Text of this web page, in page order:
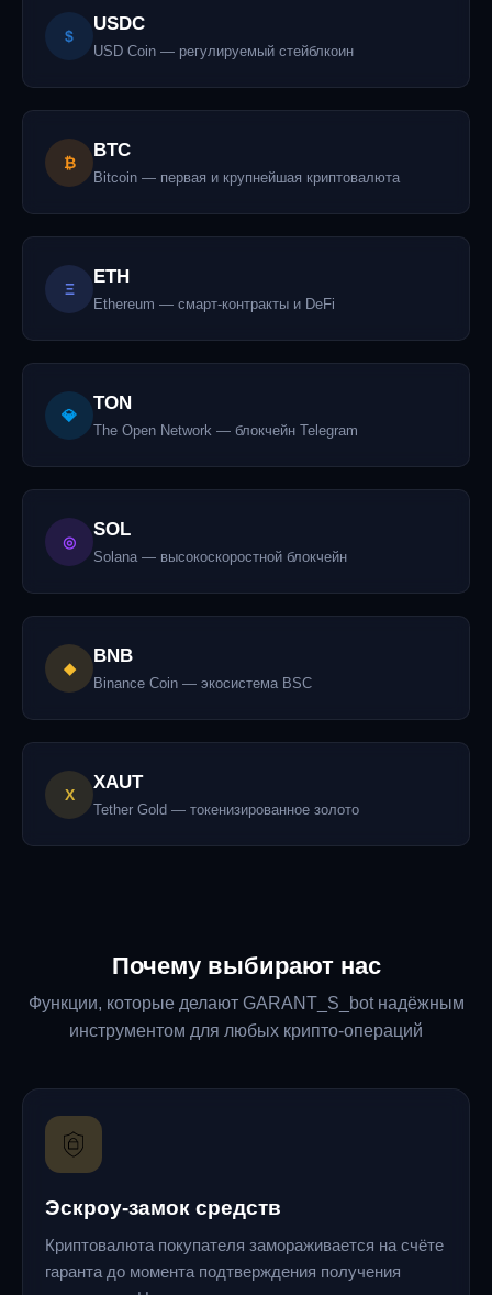
$
USDC
USD Coin — регулируемый стейблкоин
₿
BTC
Bitcoin — первая и крупнейшая криптовалюта
Ξ
ETH
Ethereum — смарт-контракты и DeFi
💎
TON
The Open Network — блокчейн Telegram
◎
SOL
Solana — высокоскоростной блокчейн
◆
BNB
Binance Coin — экосистема BSC
X
XAUT
Tether Gold — токенизированное золото
Почему выбирают нас
Функции, которые делают GARANT_S_bot надёжным
инструментом для любых крипто-операций
Эскроу-замок средств
Криптовалюта покупателя замораживается на счёте
гаранта до момента подтверждения получения